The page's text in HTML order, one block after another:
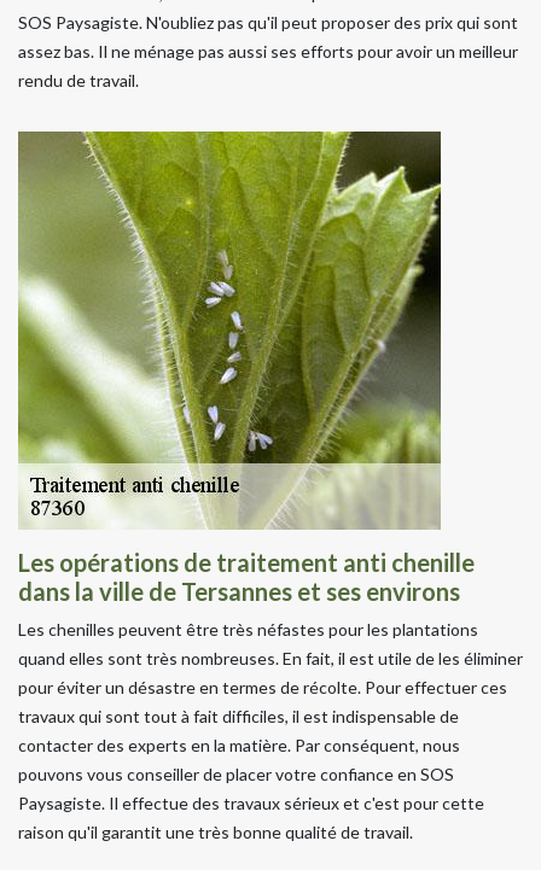
SOS Paysagiste. N'oubliez pas qu'il peut proposer des prix qui sont
assez bas. Il ne ménage pas aussi ses efforts pour avoir un meilleur
rendu de travail.
Les opérations de traitement anti chenille
dans la ville de Tersannes et ses environs
Les chenilles peuvent être très néfastes pour les plantations
quand elles sont très nombreuses. En fait, il est utile de les éliminer
pour éviter un désastre en termes de récolte. Pour effectuer ces
travaux qui sont tout à fait difficiles, il est indispensable de
contacter des experts en la matière. Par conséquent, nous
pouvons vous conseiller de placer votre confiance en SOS
Paysagiste. Il effectue des travaux sérieux et c'est pour cette
raison qu'il garantit une très bonne qualité de travail.